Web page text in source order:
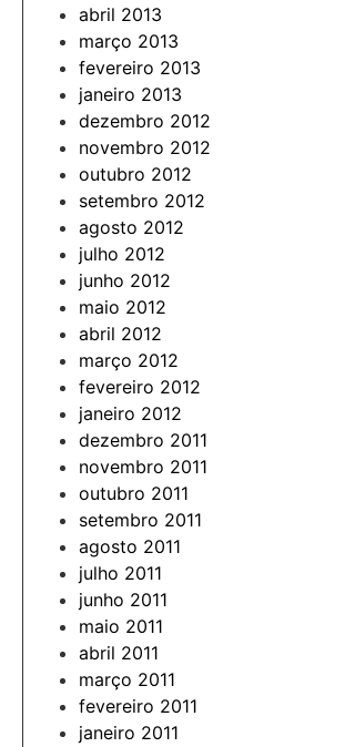
abril 2013
março 2013
fevereiro 2013
janeiro 2013
dezembro 2012
novembro 2012
outubro 2012
setembro 2012
agosto 2012
julho 2012
junho 2012
maio 2012
abril 2012
março 2012
fevereiro 2012
janeiro 2012
dezembro 2011
novembro 2011
outubro 2011
setembro 2011
agosto 2011
julho 2011
junho 2011
maio 2011
abril 2011
março 2011
fevereiro 2011
janeiro 2011